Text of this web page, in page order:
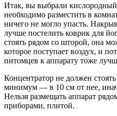
Итак, вы выбрали
необходимо разместить в
ничего не могло упасть.
лучше постелить коврик для
стоять рядом со шторой, она
которое поступает воздух, и
питомцев к аппарату тоже
Концентратор не должен
минимум — в 10 см от нее,
Нельзя размещать аппарат
приборами, плитой.